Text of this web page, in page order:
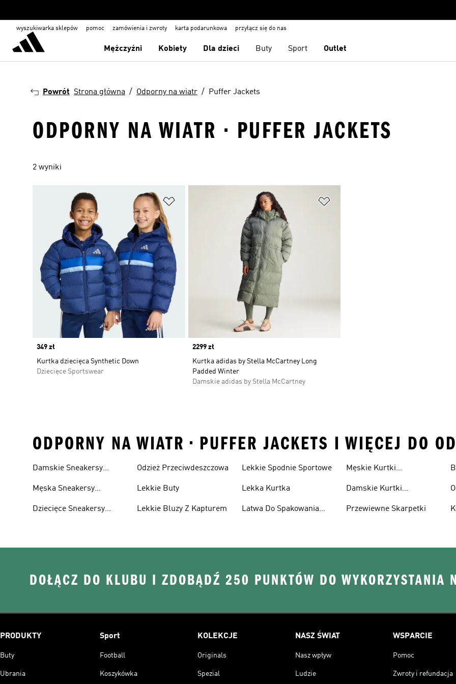
wyszukiwarka sklepów pomoc zamówienia i zwroty karta podarunkowa przyłącz się do nas
Mężczyźni Kobiety Dla dzieci Buty Sport Outlet
Powrót Strona główna Odporny na wiatr Puffer Jackets
ODPORNY NA WIATR · PUFFER JACKETS
2 wyniki
Price
349 zł
Kurtka dziecięca Synthetic Down
Dziecięce Sportswear
Price
2299 zł
Kurtka adidas by Stella McCartney Long
Padded Winter
Damskie adidas by Stella McCartney
ODPORNY NA WIATR • PUFFER JACKETS I WIĘCEJ DO
Damskie Sneakersy
Męska Sneakersy
Dziecięce Sneakersy
Odzież Przeciwdeszczowa
Lekkie Buty
Lekkie Bluzy Z Kapturem
Lekkie Spodnie Sportowe
Lekka Kurtka
Latwa Do Spakowania
Męskie Kurtki
Damskie Kurtki
Przewiewne Skarpetki
DOŁĄCZ DO KLUBU I ZDOBĄDŹ 250 PUNKTÓW DO WYKORZYSTANIA
PRODUKTY
Buty
Ubrania
Sport
Football
Koszykówka
KOLEKCJE
Originals
Spezial
NASZ ŚWIAT
Nasz wpływ
Ludzie
WSPARCIE
Pomoc
Zwroty i refundacja